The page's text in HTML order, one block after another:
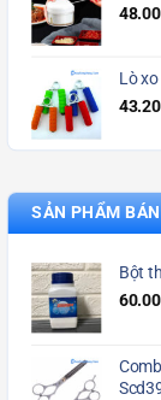
Lò
SẢN PHẨM
Bột